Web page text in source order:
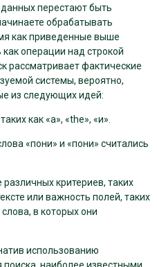
перестают быть
обрабатывать
как приведенные выше
операции над строкой
рассматривает фактические
системы, вероятно,
из следующих идей:
как «а», «the», «и».
«пони» и «пони» считались
критериев, таких
или важность полей, таких
в которых они
использованию
наиболее известными